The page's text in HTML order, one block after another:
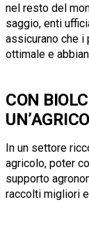
nel resto del
saggio, enti
assicurano che
ottimale e
CON
In un settore
agricolo, poter
supporto
raccolti migliori